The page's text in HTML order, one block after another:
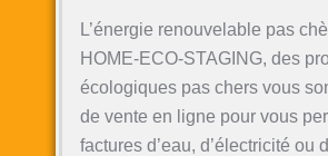
L’énergie renouvelable pas
HOME-ECO-STAGING, des
écologiques pas chers vous
de vente en ligne pour vous
factures d’eau, d’électricité ou